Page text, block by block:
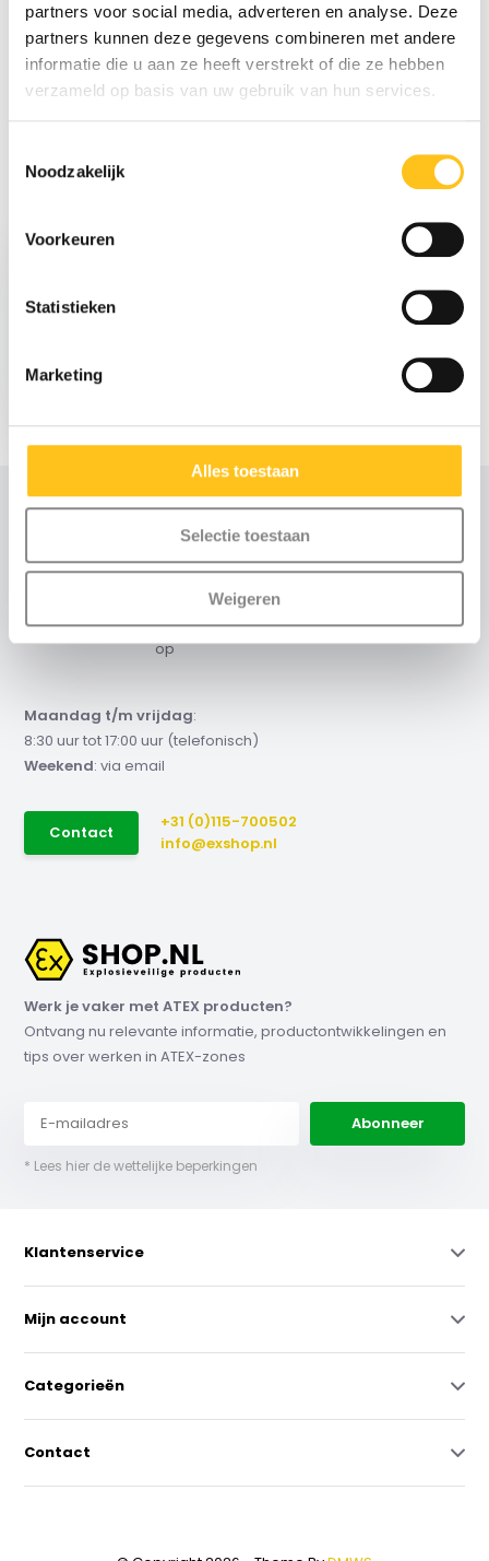
partners voor social media, adverteren en analyse. Deze
partners kunnen deze gegevens combineren met andere
informatie die u aan ze heeft verstrekt of die ze hebben
verzameld op basis van uw gebruik van hun services.
Noodzakelijk
Voorkeuren
Statistieken
Marketing
Alles toestaan
Selectie toestaan
Weigeren
Reviews
€ 5.026,-
Advies of scherpe
offerte nodig?
Neem contact met ons
op
Maandag t/m vrijdag:
8:30 uur tot 17:00 uur (telefonisch)
Weekend: via email
Contact
+31 (0)115-700502
info@exshop.nl
Werk je vaker met ATEX producten?
Ontvang nu relevante informatie, productontwikkelingen en
tips over werken in ATEX-zones
Abonneer
* Lees hier de wettelijke beperkingen
Klantenservice
Mijn account
Categorieën
Contact